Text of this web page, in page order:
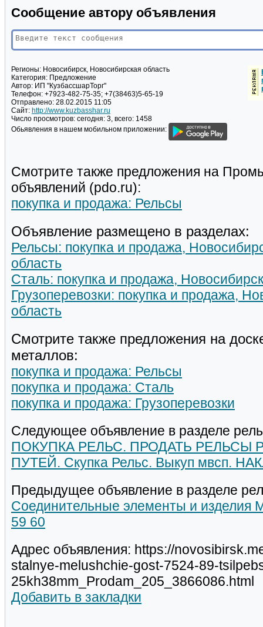
Сообщение автору объявления
Регионы: Новосибирск, Новосибирская область
Категория: Предложение
Автор: ИП "КузбассшарТорг"
Телефон: +7923-482-75-35; +7(38463)5-65-19
Отправлено: 28.02.2015 11:05
Сайт: http://www.kuzbasshar.ru
Число просмотров: сегодня: 3, всего: 1458
Обьявления в нашем мобильном приложении:
Смотрите также предложения на
объявлений (pdo.ru):
покупка и продажа: Рельсы
Объявление размещено в разделах:
Рельсы: покупка и продажа,
область
Сталь: покупка и продажа,
Грузоперевозки: покупка и продажа,
область
Смотрите также предложения на
металлов:
покупка и продажа: Рельсы
покупка и продажа: Сталь
покупка и продажа: Грузоперевозки
Следующее объявление в разделе
ПОКУПКА РЕЛЬС. ПРОДАТЬ РЕЛЬСЫ
ПУТЕЙ. Скупка Рельс. Выкуп мвсп.
Предыдущее объявление в разделе
Соединительные элементы и изделия
59 60
Адрес объявления: https://
stalnye-melushchie-gost-7524-89-
25kh38mm_Prodam_205_3866086.html
Добавить в закладки